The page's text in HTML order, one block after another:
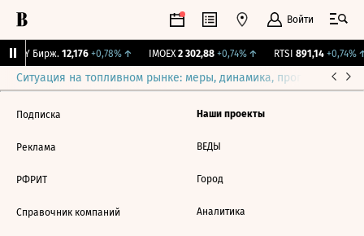
Войти
CNY Бирж. 12,176 +0,78%↑ IMOEX 2 302,88 +0,74%↑ RTSI 891,14 +0,74%↑
Ситуация на топливном рынке: меры, динамика, прогнозы
Подписка
Реклама
РФРИТ
Справочник компаний
Наши проекты
ВЕДЫ
Город
Аналитика